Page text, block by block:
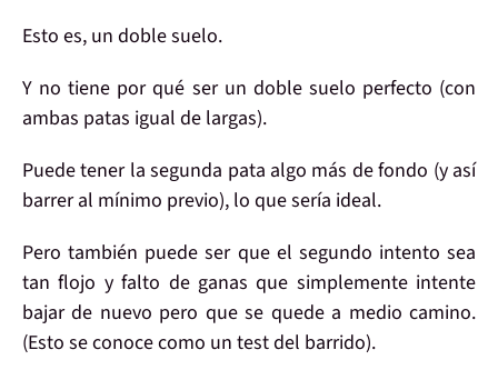
Esto es, un doble suelo.
Y no tiene por qué serun doble suelo perfecto (con
ambas patas igual de largas).
Puede tener la segunda pata algo más de fondo (y así
barreral mínimo previo), lo que sería ideal.
Pero también puede ser que el segundo intento sea
tanflojo y falto de ganas que simplemente intente
bajar de nuevo pero que se quede a medio camino.
(Esto se conoce como un testdel barrido).